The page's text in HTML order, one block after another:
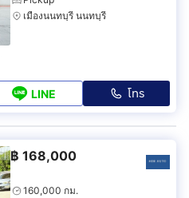
เมืองนนทบุรี นนทบุรี
LINE โทร
฿ 168,000
160,000 กม.